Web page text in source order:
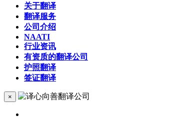
关于翻译
翻译服务
公司介绍
NAATI
行业资讯
有资质的翻译公司
护照翻译
签证翻译
×